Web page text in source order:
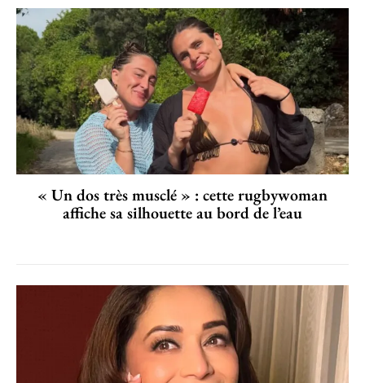
« Un dos très musclé » : cette rugbywoman
affiche sa silhouette au bord de l’eau